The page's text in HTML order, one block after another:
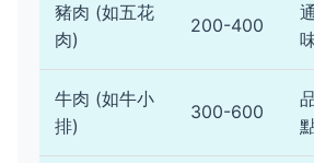
豬肉 (如五花
肉)
200-400
牛肉 (如牛小
排)
300-600